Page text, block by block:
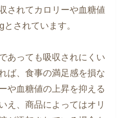
されてカロリーや血糖値
されています。
あっても吸収されにくい
ば、食事の満足感を損な
や血糖値の上昇を抑える
え、商品によってはオリ